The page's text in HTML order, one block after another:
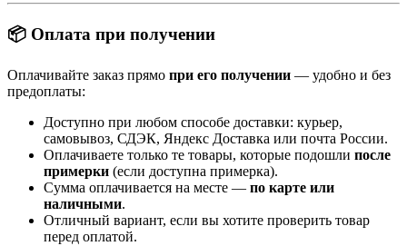
📦 Оплата при получении
Оплачивайте заказ прямо при его получении — удобно и без
предоплаты:
Доступно при любом способе доставки: курьер,
самовывоз, СДЭК, Яндекс Доставка или почта России.
Оплачиваете только те товары, которые подошли после
примерки (если доступна примерка).
Сумма оплачивается на месте — по карте или
наличными.
Отличный вариант, если вы хотите проверить товар
перед оплатой.